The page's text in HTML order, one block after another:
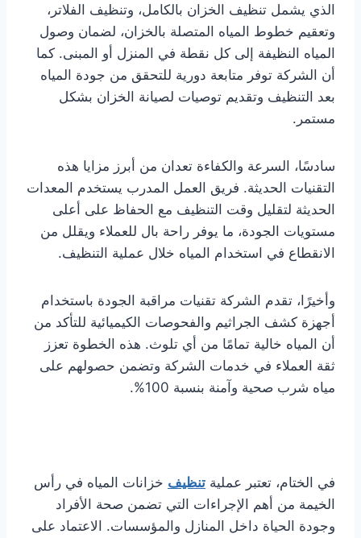
الذي يشمل تنظيف الخزان بالكامل، وتنظيف الفلاتر،
وتعقيم خطوط المياه المتصلة بالخزان، لضمان وصول
المياه النظيفة إلى كل نقطة في المنزل أو المبنى. كما
أن الشركة توفر متابعة دورية للتحقق من جودة المياه
بعد التنظيف وتقديم توصيات لصيانة الخزان بشكل
مستمر.
سادسًا، السرعة والكفاءة تعدان من أبرز مزايا هذه
التقنيات الحديثة. فريق العمل المدرب يستخدم المعدات
الحديثة لتقليل وقت التنظيف مع الحفاظ على أعلى
مستويات الجودة، ما يوفر راحة بال للعملاء ويقلل من
الانقطاع في استخدام المياه خلال عملية التنظيف.
وأخيرًا، تقدم الشركة تقنيات مراقبة الجودة باستخدام
أجهزة كشف الجراثيم والفحوصات الكيميائية للتأكد من
أن المياه خالية تمامًا من أي تلوث. هذه الخطوة تعزز
ثقة العملاء في خدمات الشركة وتضمن حصولهم على
مياه شرب صحية وآمنة بنسبة 100%.
في الختام، تعتبر عملية تنظيف خزانات المياه في رأس
الخيمة من أهم الإجراءات التي تضمن صحة الأفراد
وجودة الحياة داخل المنازل والمؤسسات. الاعتماد على